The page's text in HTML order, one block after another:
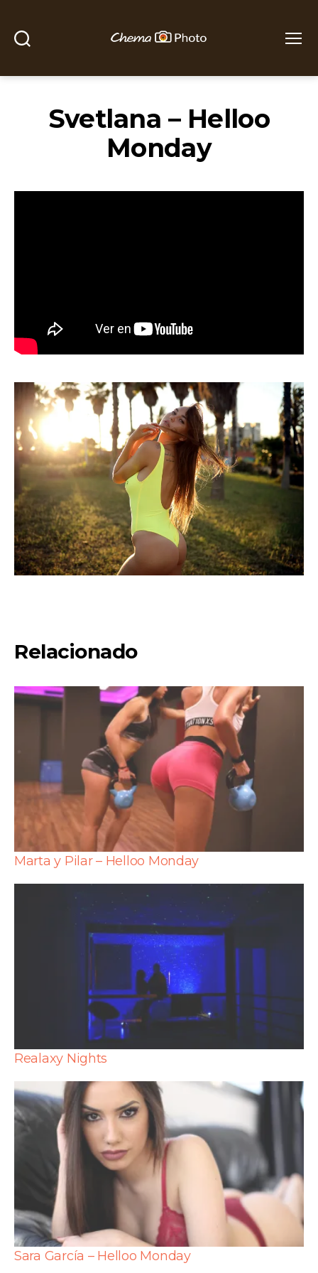
Photo
Svetlana – Helloo
Monday
Relacionado
Marta y Pilar – Helloo Monday
Realaxy Nights
Sara García – Helloo Monday